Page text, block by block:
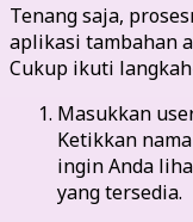
Tenang saja,
aplikasi tambahan
Cukup ikuti
Masukkan
Ketikkan
ingin Anda
yang tersedia.